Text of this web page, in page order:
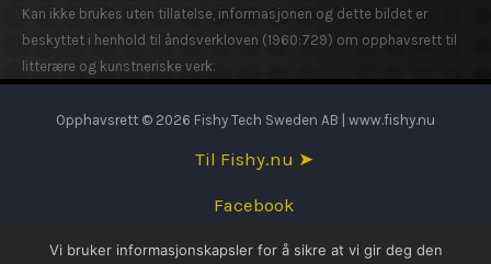
Kan ikke brukes uten tillatelse, informasjonen og dette bildet er
beskyttet i henhold til åndsverkloven (1960:729) om opphavsrett til
litterære og kunstneriske verk.
Opphavsrett © 2026 Fishy Tech Sweden AB | www.fishy.nu
Til Fishy.nu ➤
Facebook
English
Vi bruker informasjonskapsler for å sikre at vi gir deg den